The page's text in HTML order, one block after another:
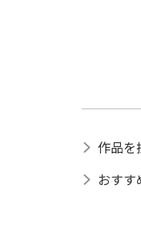
作品を
おすす